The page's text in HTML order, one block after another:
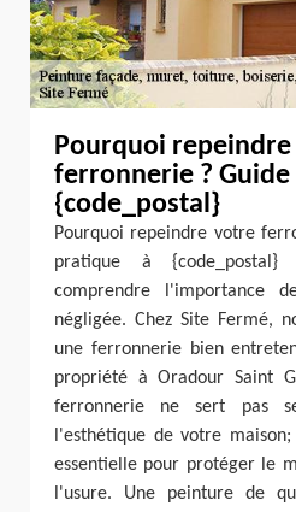
Pourquoi
ferronnerie ?
{code_postal}
Pourquoi repeindre votre
pratique à
comprendre l'importance
négligée. Chez Site Fermé,
une ferronnerie bien
propriété à Oradour Saint
ferronnerie ne sert pas
l'esthétique de votre
essentielle pour protéger le
l'usure. Une peinture de